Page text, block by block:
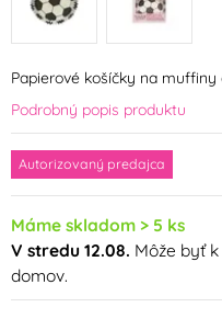
Papierové košíčky na muffiny
Podrobný popis produktu
Autorizovaný predajca
Máme skladom > 5 ks
V stredu 12.08. Môže byť
domov.